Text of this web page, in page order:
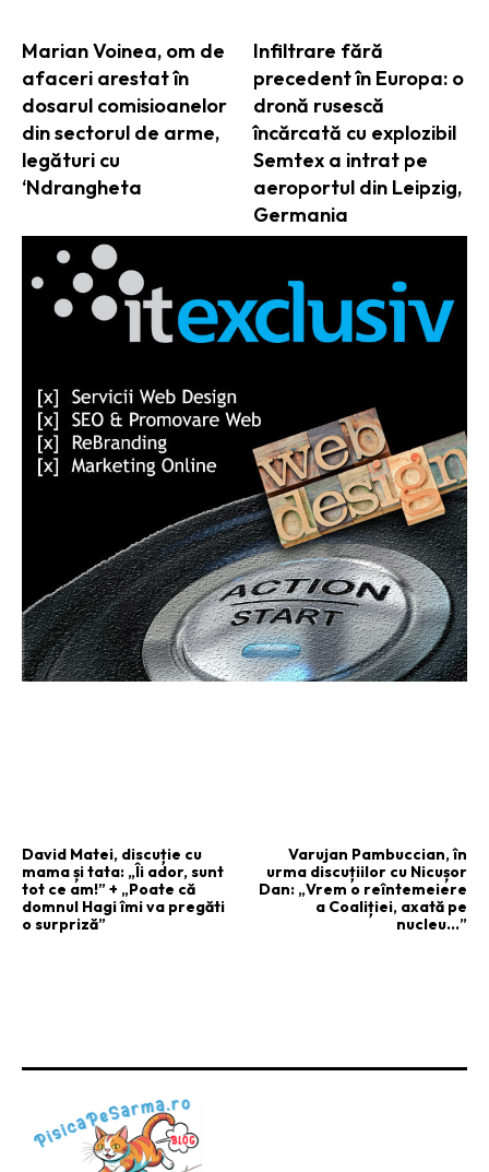
Marian Voinea, om de
afaceri arestat în
dosarul comisioanelor
din sectorul de arme,
legături cu
‘Ndrangheta
Infiltrare fără
precedent în Europa: o
dronă rusescă
încărcată cu explozibil
Semtex a intrat pe
aeroportul din Leipzig,
Germania
David Matei, discuție cu
mama și tata: „Îi ador, sunt
tot ce am!” + „Poate că
domnul Hagi îmi va pregăti
o surpriză”
Varujan Pambuccian, în
urma discuțiilor cu Nicușor
Dan: „Vrem o reîntemeiere
a Coaliției, axată pe
nucleu…”